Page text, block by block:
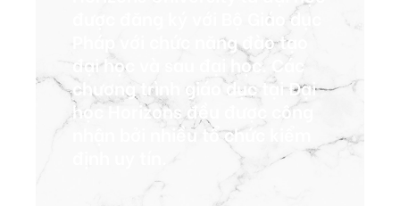
được đăng ký với Bộ Giáo dục
Pháp với chức năng đào tạo
đại học và sau đại học. Các
chương trình giáo dục tại Đại
học Horizons đều được công
nhận bởi nhiều tổ chức kiểm